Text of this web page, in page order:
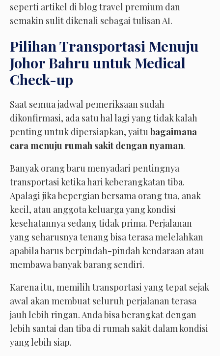
seperti artikel di blog travel premium dan
semakin sulit dikenali sebagai tulisan AI.
Pilihan Transportasi Menuju
Johor Bahru untuk Medical
Check-up
Saat semua jadwal pemeriksaan sudah
dikonfirmasi, ada satu hal lagi yang tidak kalah
penting untuk dipersiapkan, yaitubagaimana
cara menuju rumah sakit dengan nyaman.
Banyak orang baru menyadari pentingnya
transportasi ketika hari keberangkatan tiba.
Apalagi jika bepergian bersama orang tua, anak
kecil, atau anggota keluarga yang kondisi
kesehatannya sedang tidak prima. Perjalanan
yang seharusnya tenang bisa terasa melelahkan
apabila harus berpindah-pindah kendaraan atau
membawa banyak barang sendiri.
Karena itu, memilih transportasi yang tepat sejak
awal akan membuat seluruh perjalanan terasa
jauh lebih ringan. Anda bisa berangkat dengan
lebih santai dan tiba di rumah sakit dalam kondisi
yang lebih siap.